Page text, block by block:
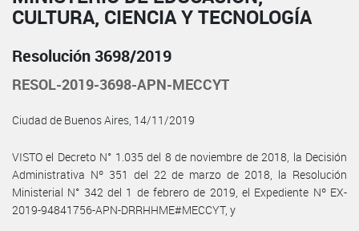
CULTURA, CIENCIA Y TECNOLOGÍA
Resolución 3698/2019
RESOL-2019-3698-APN-MECCYT
Ciudad de Buenos Aires, 14/11/2019
VISTO el Decreto N° 1.035 del 8 de noviembre de 2018, la Decisión
Administrativa Nº 351 del 22 de marzo de 2018, la Resolución
Ministerial N° 342 del 1 de febrero de 2019, el Expediente Nº EX-
2019-94841756-APN-DRRHHME#MECCYT, y